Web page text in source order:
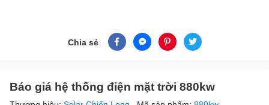
Chia sẻ
Báo giá hệ thống điện mặt trời 880kw